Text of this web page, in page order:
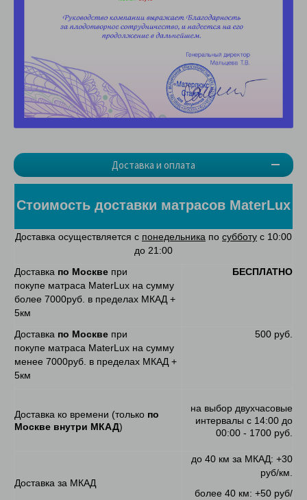
Доставка и оплата
Стоимость доставки матрасов MaterLux
Доставка осуществляется с понедельника по субботу с 10:00
до 21:00
Доставка по Москве при
покупе матраса MaterLux на сумму
более 7000руб. в пределах МКАД +
5км
БЕСПЛАТНО
Доставка по Москве при
покупе матраса MaterLux на сумму
менее 7000руб. в пределах МКАД +
5км
500 руб.
Доставка ко времени (только по
Москве внутри МКАД)
на выбор двухчасовые
интервалы с 14:00 до
00:00 - 1700 руб.
Доставка за МКАД
до 40 км за МКАД: +30
руб/км.
более 40 км: +50 руб/